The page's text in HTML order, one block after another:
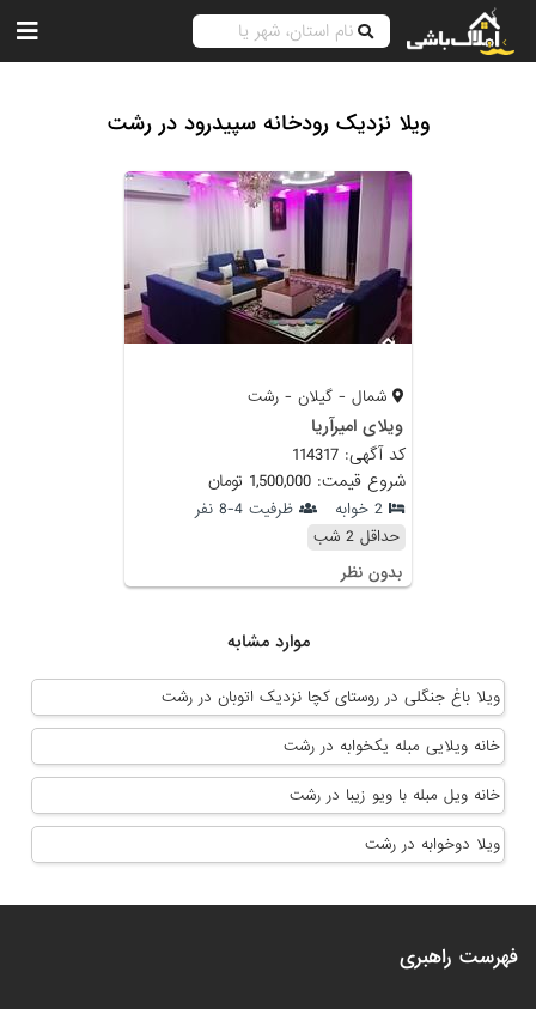
ویلا نزدیک رودخانه سپیدرود در رشت
شمال - گیلان - رشت
ویلای امیرآريا
کد آگهی: 114317
شروع قیمت: 1,500,000 تومان
2 خوابه
ظرفیت 4-8 نفر
حداقل 2 شب
بدون نظر
موارد مشابه
ویلا باغ جنگلی در روستای کچا نزدیک اتوبان در رشت
خانه ویلایی مبله یکخوابه در رشت
خانه ویل مبله با ویو زیبا در رشت
ویلا دوخوابه در رشت
فهرست راهبری